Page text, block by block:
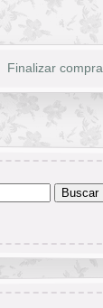
Finalizar compra
Buscar